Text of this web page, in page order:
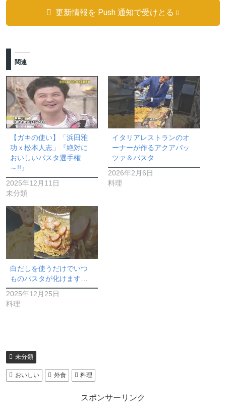
更新情報を Push 通知で受けとる
関連
【ガキの使い】「浜田雅
功ｘ松本人志」『絶対に
おいしいパスタ選手権
～!!』
2025年12月11日
未分類
イタリアレストランのオ
ーナーが作るアクアパッ
ツァ＆パスタ
2026年2月6日
料理
白だしを使うだけでいつ
ものパスタが化けます…
2025年12月25日
料理
未分類
おいしい 外食 料理
スポンサーリンク